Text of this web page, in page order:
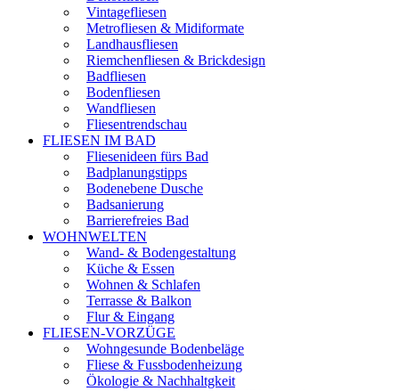
Vintagefliesen
Metrofliesen & Midiformate
Landhausfliesen
Riemchenfliesen & Brickdesign
Badfliesen
Bodenfliesen
Wandfliesen
Fliesentrendschau
FLIESEN IM BAD
Fliesenideen fürs Bad
Badplanungstipps
Bodenebene Dusche
Badsanierung
Barrierefreies Bad
WOHNWELTEN
Wand- & Bodengestaltung
Küche & Essen
Wohnen & Schlafen
Terrasse & Balkon
Flur & Eingang
FLIESEN-VORZÜGE
Wohngesunde Bodenbeläge
Fliese & Fussbodenheizung
Ökologie & Nachhaltgkeit